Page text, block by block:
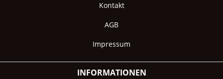
Kontakt
AGB
Impressum
INFORMATIONEN